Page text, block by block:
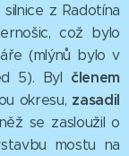
z Radotína
což bylo
(mlýnů bylo v
5). Byl členem
okresu, zasadil
se zasloužil o
mostu na